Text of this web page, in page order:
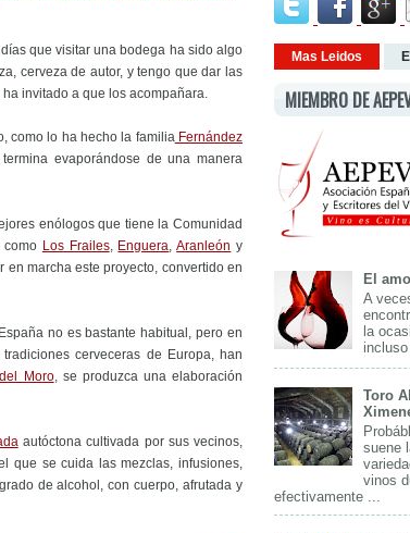
que visitar una bodega ha sido algo
cerveza de autor, y tengo que dar las
invitado a que los acompañara.
como lo ha hecho la familiaFernández
evaporándose de una manera
enólogos que tiene la Comunidad
como Los Frailes, Enguera,Aranleón y
marcha este proyecto, convertido en
no es bastante habitual, pero en
cerveceras de Europa, han
Moro, se produzca una elaboración
autóctona cultivada por sus vecinos,
que se cuida las mezclas, infusiones,
de alcohol, con cuerpo, afrutada y
Mas Leidos
MIEMBRO DE
El
A
la
Toro
suene
vinos
efectivamente ...